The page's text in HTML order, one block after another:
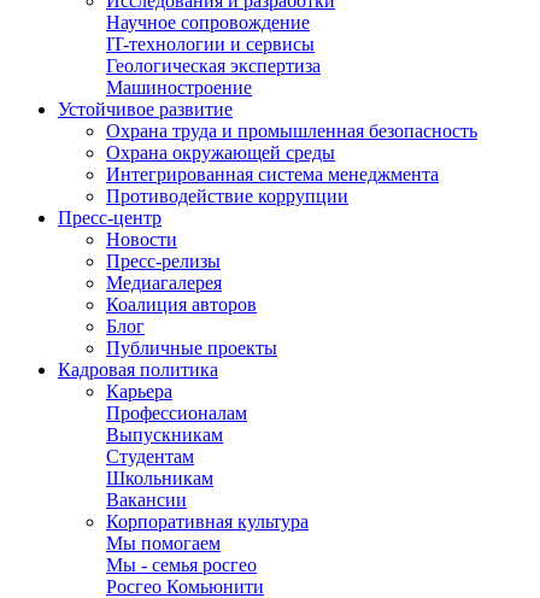
Научное сопровождение
IT-технологии и сервисы
Геологическая экспертиза
Машиностроение
Устойчивое развитие
Охрана труда и промышленная безопасность
Охрана окружающей среды
Интегрированная система менеджмента
Противодействие коррупции
Пресс-центр
Новости
Пресс-релизы
Медиагалерея
Коалиция авторов
Блог
Публичные проекты
Кадровая политика
Карьера
Профессионалам
Выпускникам
Студентам
Школьникам
Вакансии
Корпоративная культура
Мы помогаем
Мы - семья росгео
Росгео Комьюнити